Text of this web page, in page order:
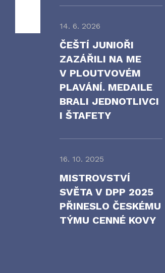
14. 6. 2026
ČEŠTÍ JUNIOŘI
ZAZÁŘILI NA ME
V PLOUTVOVÉM
PLAVÁNÍ. MEDAILE
BRALI JEDNOTLIVCI
I ŠTAFETY
16. 10. 2025
MISTROVSTVÍ
SVĚTA V DPP 2025
PŘINESLO ČESKÉMU
TÝMU CENNÉ KOVY